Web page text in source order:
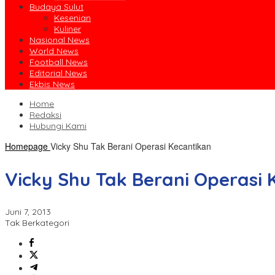
Budaya Sulut
Kesenian
Kuliner
Nasional News
World News
Football News
Editorial News
Ekbis News
Home
Redaksi
Hubungi Kami
Homepage Vicky Shu Tak Berani Operasi Kecantikan
Vicky Shu Tak Berani Operasi
Juni 7, 2013
Tak Berkategori